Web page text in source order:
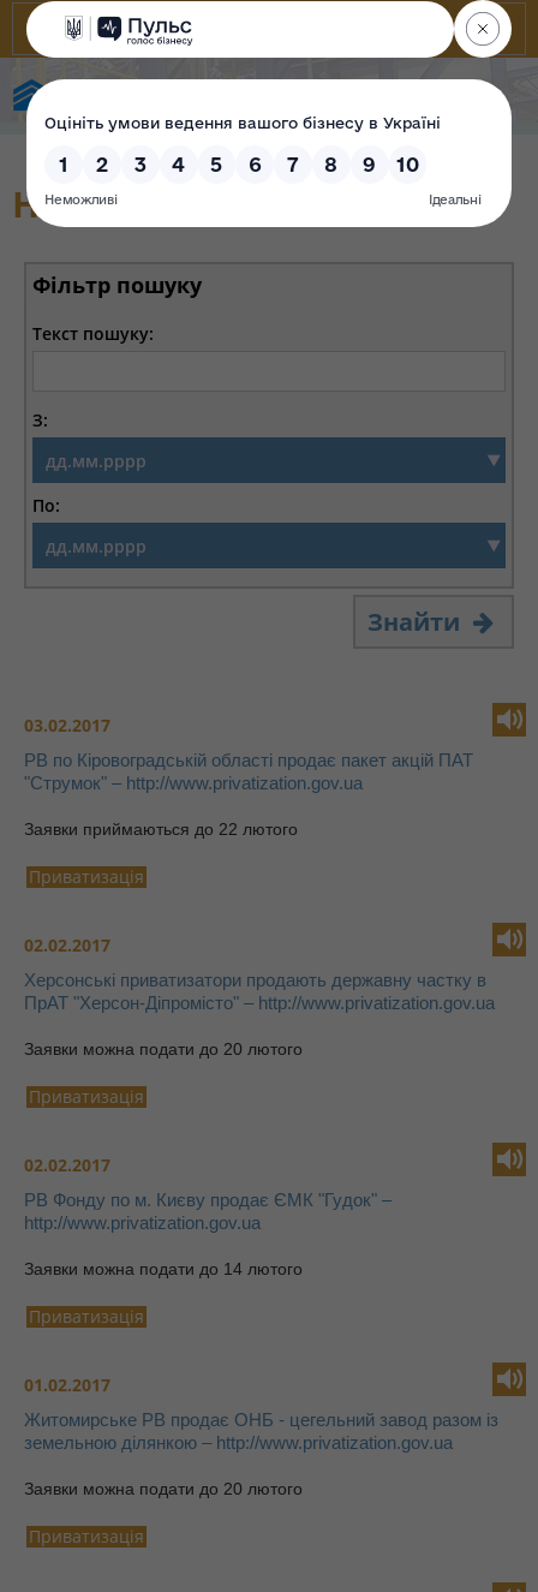
Новини
Фільтр пошуку
Текст пошуку:
З:
По:
Знайти
03.02.2017
РВ по Кіровоградській області продає пакет акцій ПАТ
"Струмок" – http://www.privatization.gov.ua
Заявки приймаються до 22 лютого
Приватизація
02.02.2017
Херсонські приватизатори продають державну частку в
ПрАТ "Херсон-Діпромісто" – http://www.privatization.gov.ua
Заявки можна подати до 20 лютого
Приватизація
02.02.2017
РВ Фонду по м. Києву продає ЄМК "Гудок" –
http://www.privatization.gov.ua
Заявки можна подати до 14 лютого
Приватизація
01.02.2017
Житомирське РВ продає ОНБ - цегельний завод разом із
земельною ділянкою – http://www.privatization.gov.ua
Заявки можна подати до 20 лютого
Приватизація